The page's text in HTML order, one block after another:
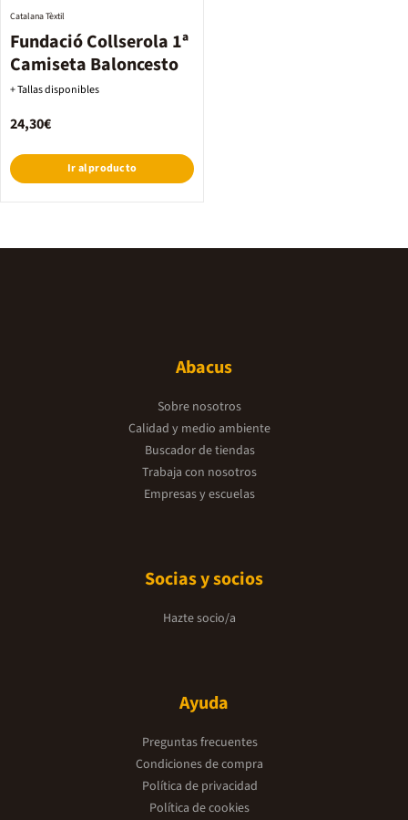
Fundació Collserola 1ª
Camiseta Baloncesto
Catalana Tèxtil
+ Tallas disponibles
24,30€
Ir al producto
Abacus
Sobre nosotros
Calidad y medio ambiente
Buscador de tiendas
Trabaja con nosotros
Empresas y escuelas
Socias y socios
Hazte socio/a
Ayuda
Preguntas frecuentes
Condiciones de compra
Política de privacidad
Política de cookies